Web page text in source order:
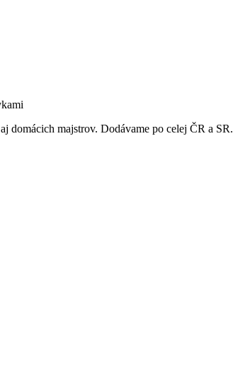
domácich majstrov. Dodávame po celej ČR a SR.